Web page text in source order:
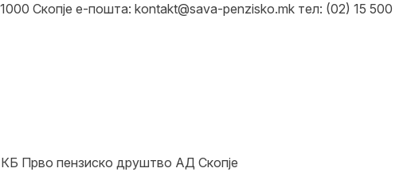
Скопје е-пошта: kontakt@sava-penzisko.mk тел: (02) 15 500
КБ Прво пензиско друштво АД Скопје